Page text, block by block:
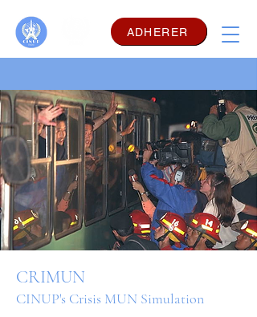
ADHERER
CRIMUN
CINUP's Crisis MUN Simulation